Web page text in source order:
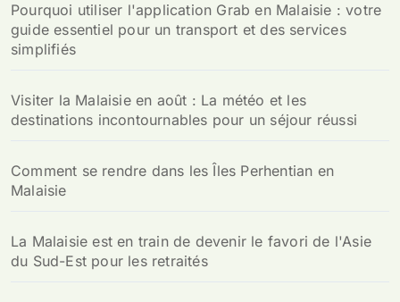
Pourquoi utiliser l'application Grab en Malaisie : votre
guide essentiel pour un transport et des services
simplifiés
Visiter la Malaisie en août : La météo et les
destinations incontournables pour un séjour réussi
Comment se rendre dans les Îles Perhentian en
Malaisie
La Malaisie est en train de devenir le favori de l'Asie
du Sud-Est pour les retraités